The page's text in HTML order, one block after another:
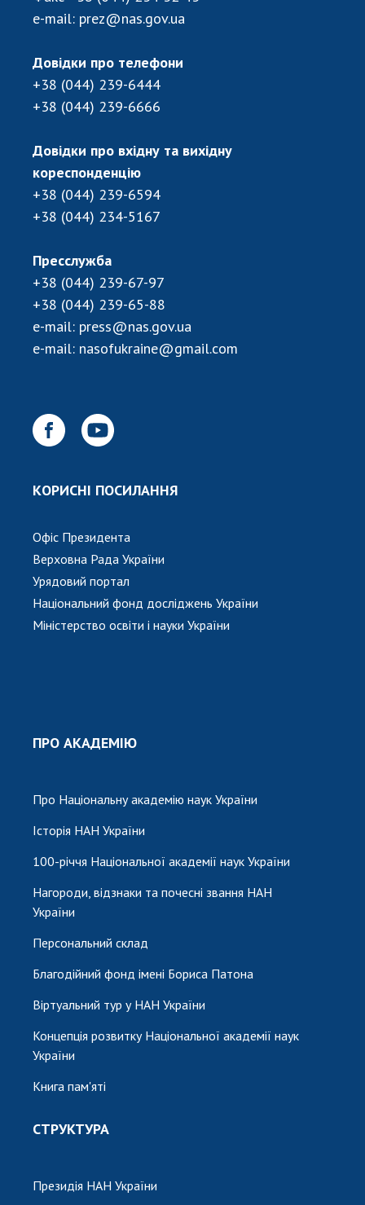
e-mail: prez@nas.gov.ua
Довідки про телефони
+38 (044) 239-6444
+38 (044) 239-6666
Довідки про вхідну та вихідну
кореспонденцію
+38 (044) 239-6594
+38 (044) 234-5167
Пресслужба
+38 (044) 239-67-97
+38 (044) 239-65-88
e-mail: press@nas.gov.ua
e-mail: nasofukraine@gmail.com
КОРИСНІ ПОСИЛАННЯ
Офіс Президента
Верховна Рада України
Урядовий портал
Національний фонд досліджень України
Міністерство освіти і науки України
ПРО АКАДЕМІЮ
Про Національну академію наук України
Історія НАН України
100-річчя Національної академії наук України
Нагороди, відзнаки та почесні звання НАН
України
Персональний склад
Благодійний фонд імені Бориса Патона
Віртуальний тур у НАН України
Концепція розвитку Національної академії наук
України
Книга пам'яті
СТРУКТУРА
Президія НАН України